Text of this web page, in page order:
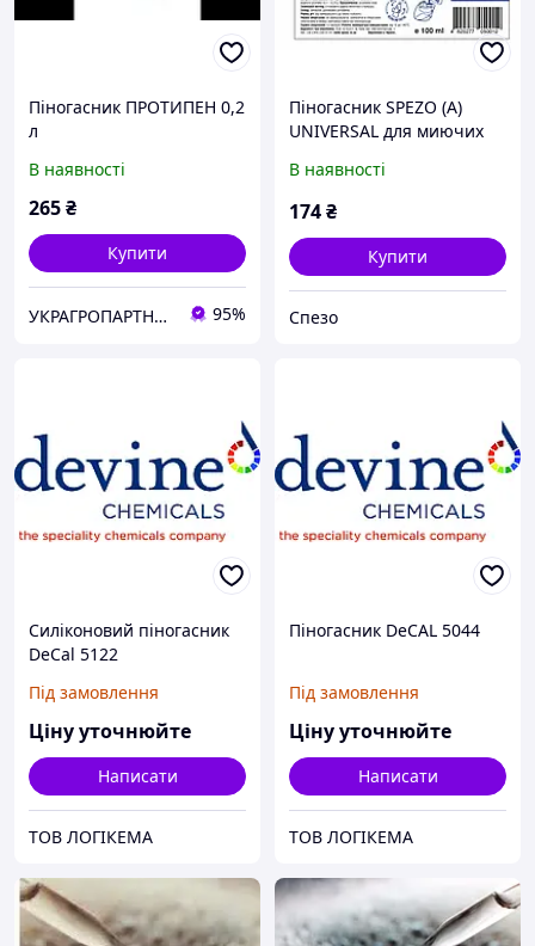
Піногасник ПРОТИПЕН 0,2
л
В наявності
265₴
Купити
УКРАГРОПАРТНЕР+ ООО 95%
Піногасник SPEZO (A)
UNIVERSAL для миючих
В наявності
174₴
Купити
Спезо
Силіконовий піногасник
DeCal 5122
Під замовлення
Ціну уточнюйте
Написати
ТОВ ЛОГІКЕМА
Піногасник DeCAL 5044
Під замовлення
Ціну уточнюйте
Написати
ТОВ ЛОГІКЕМА